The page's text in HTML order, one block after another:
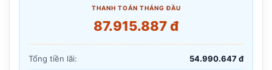
THANH TOÁN THÁNG ĐẦU
87.915.887 đ
Tổng tiền lãi: 54.990.647 đ